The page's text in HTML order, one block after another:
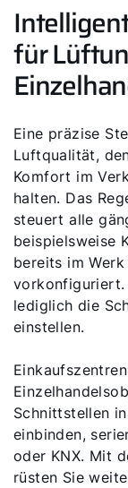
für
Eine präzise
Luftqualität,
Komfort im
halten. Das
steuert alle
beispielsweise
bereits im
vorkonfiguriert.
lediglich die
einstellen.
Schnittstellen
einbinden,
oder KNX. Mit
rüsten Sie